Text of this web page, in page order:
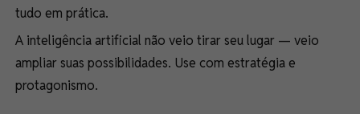
tudo em prática.
A inteligência artificial não veio tirar seu lugar — veio
ampliar suas possibilidades. Use com estratégia e
protagonismo.